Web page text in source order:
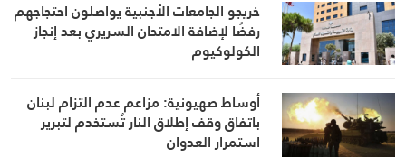
خريجو الجامعات الأجنبية يواصلون احتجاجهم
رفضًا لإضافة الامتحان السريري بعد إنجاز
الكولوكيوم
أوساط صهيونية: مزاعم عدم التزام لبنان
باتفاق وقف إطلاق النار تُستخدم لتبرير
استمرار العدوان